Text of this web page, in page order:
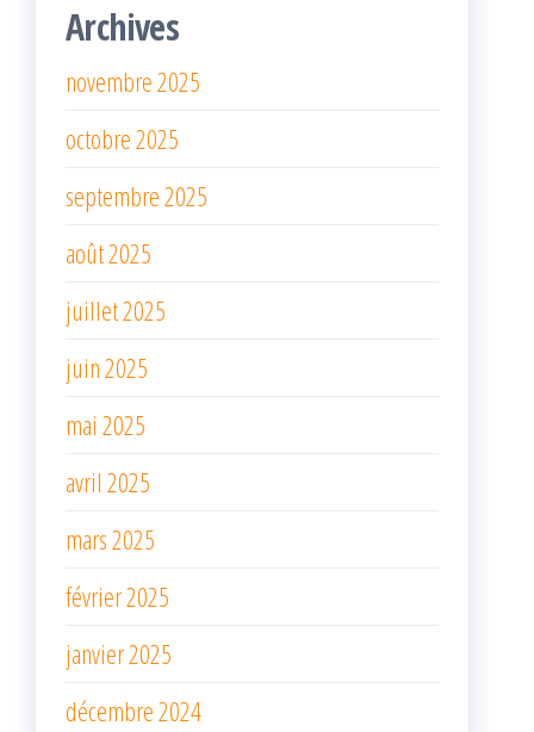
Archives
novembre 2025
octobre 2025
septembre 2025
août 2025
juillet 2025
juin 2025
mai 2025
avril 2025
mars 2025
février 2025
janvier 2025
décembre 2024